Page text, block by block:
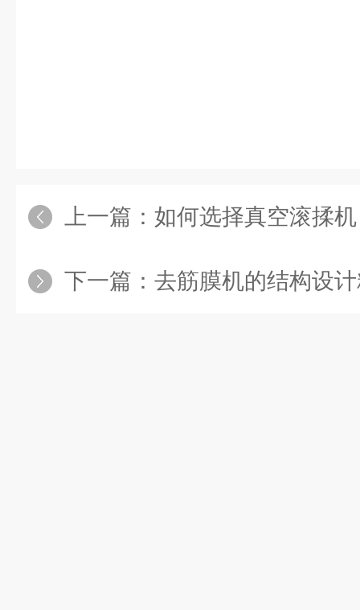
上一篇： 如何选择真空滚揉机
下一篇： 去筋膜机的结构设计精